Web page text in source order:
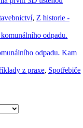
, Z historie -
odpadu. Kam
z praxe, Spotřebiče